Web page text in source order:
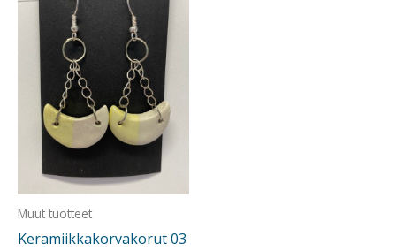
Muut tuotteet
Keramiikkakorvakorut 03